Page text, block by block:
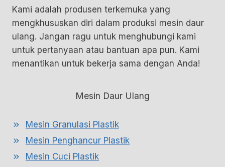
Kami adalah produsen terkemuka yang
mengkhususkan diri dalam produksi mesin daur
ulang. Jangan ragu untuk menghubungi kami
untuk pertanyaan atau bantuan apa pun. Kami
menantikan untuk bekerja sama dengan Anda!
Mesin Daur Ulang
Mesin Granulasi Plastik
Mesin Penghancur Plastik
Mesin Cuci Plastik